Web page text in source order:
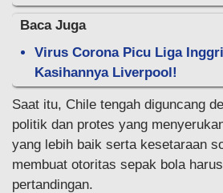
Baca Juga
Virus Corona Picu Liga
Kasihannya Liverpool!
Saat itu, Chile tengah diguncang
politik dan protes yang
yang lebih baik serta kesetaraan
membuat otoritas sepak bola
pertandingan.